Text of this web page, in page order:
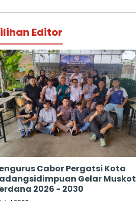
Editor
Cabor Pergatsi Kota
Gelar Muskot
2026 - 2030